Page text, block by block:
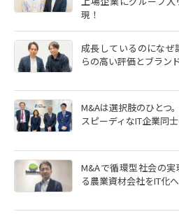
現！
成長しているのにな
らの高い評価とブラン
M&Aは選択肢のひとつ
スピーディなIT企業同
M&Aで循環型社会の
る農業資材会社をIT化へ